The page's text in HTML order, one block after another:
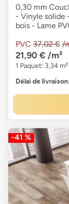
0,30 mm
- Vinyle solide
bois - Lame
PVC 37,02 € /
21,90 € /m²
1 Paquet: 3,34
Délai de livraison
-41 %